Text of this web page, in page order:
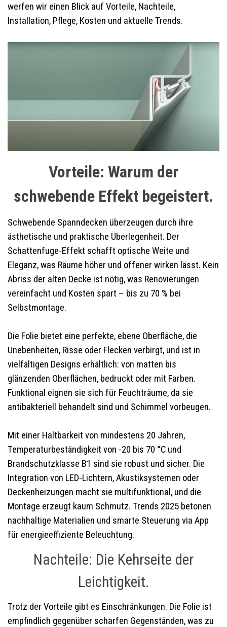
werfen wir einen Blick auf Vorteile, Nachteile,
Installation, Pflege, Kosten und aktuelle Trends.
Vorteile: Warum der
schwebende Effekt begeistert.
Schwebende Spanndecken überzeugen durch ihre
ästhetische und praktische Überlegenheit. Der
Schattenfuge-Effekt schafft optische Weite und
Eleganz, was Räume höher und offener wirken lässt. Kein
Abriss der alten Decke ist nötig, was Renovierungen
vereinfacht und Kosten spart – bis zu 70 % bei
Selbstmontage.
Die Folie bietet eine perfekte, ebene Oberfläche, die
Unebenheiten, Risse oder Flecken verbirgt, und ist in
vielfältigen Designs erhältlich: von matten bis
glänzenden Oberflächen, bedruckt oder mit Farben.
Funktional eignen sie sich für Feuchträume, da sie
antibakteriell behandelt sind und Schimmel vorbeugen.
Mit einer Haltbarkeit von mindestens 20 Jahren,
Temperaturbeständigkeit von -20 bis 70 °C und
Brandschutzklasse B1 sind sie robust und sicher. Die
Integration von LED-Lichtern, Akustiksystemen oder
Deckenheizungen macht sie multifunktional, und die
Montage erzeugt kaum Schmutz. Trends 2025 betonen
nachhaltige Materialien und smarte Steuerung via App
für energieeffiziente Beleuchtung.
Nachteile: Die Kehrseite der
Leichtigkeit.
Trotz der Vorteile gibt es Einschränkungen. Die Folie ist
empfindlich gegenüber scharfen Gegenständen, was zu